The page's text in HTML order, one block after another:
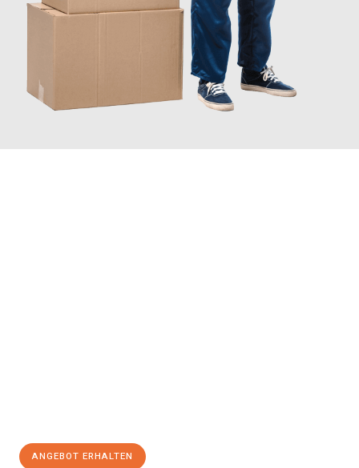
ANGEBOT ERHALTEN